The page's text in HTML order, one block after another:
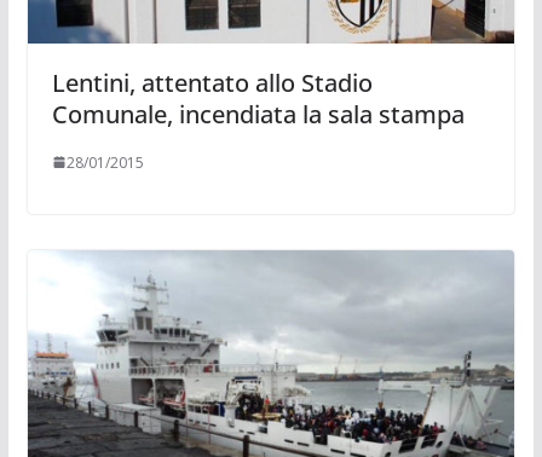
Lentini, attentato allo Stadio
Comunale, incendiata la sala stampa
28/01/2015